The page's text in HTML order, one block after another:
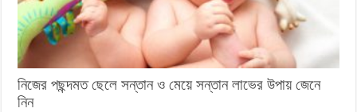
নিজের পছন্দমত ছেলে সন্তান ও মেয়ে সন্তান লাভের উপায় জেনে
নিন